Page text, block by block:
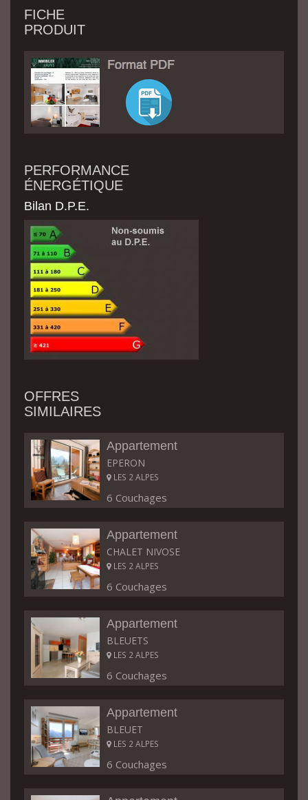
FICHE
PRODUIT
PERFORMANCE
ÉNERGÉTIQUE
Bilan D.P.E.
OFFRES
SIMILAIRES
Appartement
EPERON
LES 2 ALPES
6 Couchages
Appartement
CHALET NIVOSE
LES 2 ALPES
6 Couchages
Appartement
BLEUETS
LES 2 ALPES
6 Couchages
Appartement
BLEUET
LES 2 ALPES
6 Couchages